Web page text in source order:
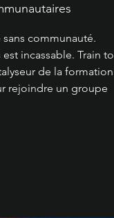
communauté.
incassable. Train to
de la formation
rejoindre un groupe